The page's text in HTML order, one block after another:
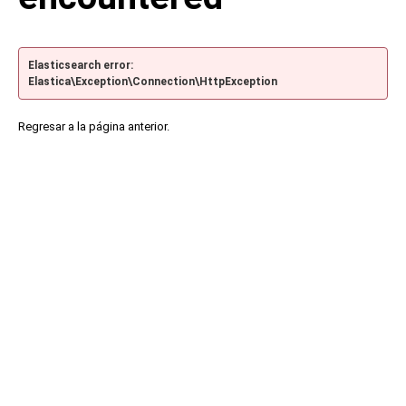
Elasticsearch error:
Elastica\Exception\Connection\HttpException
Regresar a la página anterior.